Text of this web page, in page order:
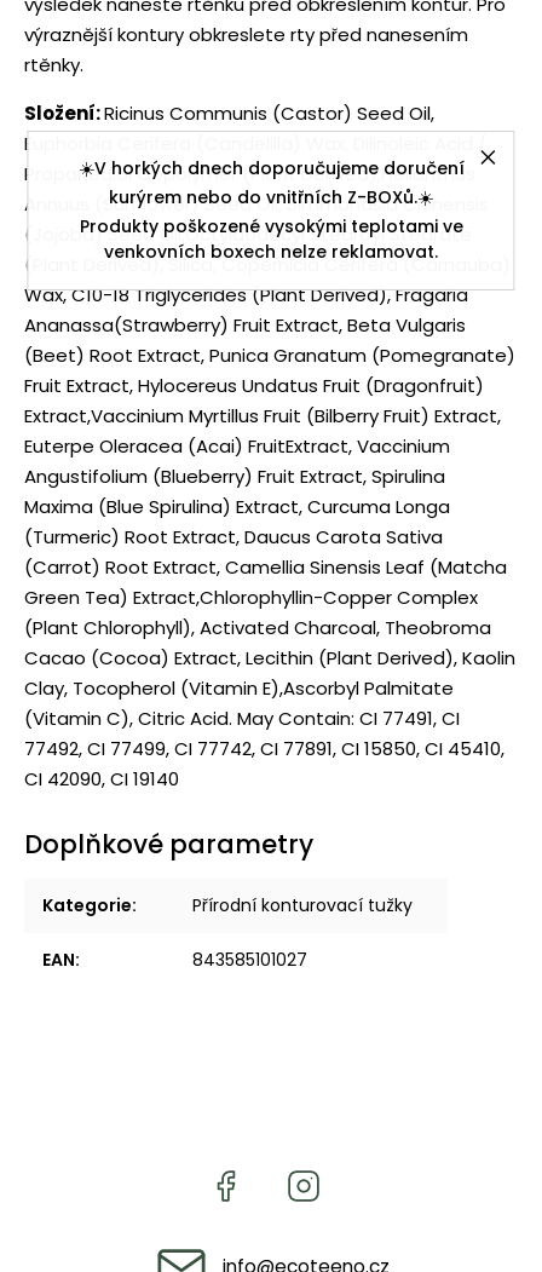
☀️V horkých dnech doporučujeme doručení
kurýrem nebo do vnitřních Z-BOXů.☀️
Produkty poškozené vysokými teplotami ve
venkovních boxech nelze reklamovat.
výraznější kontury obkreslete rty před nanesením
rtěnky.
Složení:Ricinus Communis (Castor) Seed Oil,
Euphorbia Cerifera (Candelilla) Wax, Dilinoleic Acid /
Propanediol Copolymer (Plant Derived),Helianthus
Annuus (Sunflower) Seed Oil, Simmondsia Chinensis
(Jojoba) Seed Oil,Octyldodecyl Stearoyl Stearate
(Plant Derived), Silica, Copernicia Cerifera (Carnauba)
Wax, C10-18 Triglycerides (Plant Derived), Fragaria
Ananassa(Strawberry) Fruit Extract, Beta Vulgaris
(Beet) Root Extract, Punica Granatum (Pomegranate)
Fruit Extract, Hylocereus Undatus Fruit (Dragonfruit)
Extract,Vaccinium Myrtillus Fruit (Bilberry Fruit) Extract,
Euterpe Oleracea (Acai) FruitExtract, Vaccinium
Angustifolium (Blueberry) Fruit Extract, Spirulina
Maxima (Blue Spirulina) Extract, Curcuma Longa
(Turmeric) Root Extract, Daucus Carota Sativa
(Carrot) Root Extract, Camellia Sinensis Leaf (Matcha
Green Tea) Extract,Chlorophyllin-Copper Complex
(Plant Chlorophyll), Activated Charcoal, Theobroma
Cacao (Cocoa) Extract, Lecithin (Plant Derived), Kaolin
Clay, Tocopherol (Vitamin E),Ascorbyl Palmitate
(Vitamin C), Citric Acid. May Contain: CI 77491, CI
77492, CI 77499, CI 77742, CI 77891, CI 15850, CI 45410,
CI 42090, CI 19140
Doplňkové parametry
Kategorie: Přírodní konturovací tužky
EAN: 843585101027
info@ecoteeno.cz